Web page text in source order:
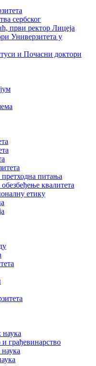
сербског
први ректор Лицеја
Универзитета у
и Почасни доктори
претходна питања
квалитета
етику
грађевинарство